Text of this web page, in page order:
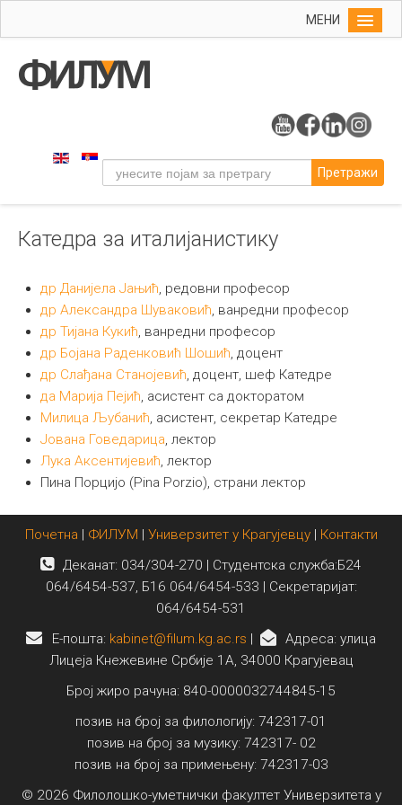
МЕНИ
Упис
Историјат факултета
Деканат
Стручне службе
Одсек за музичку уметност
Одсек за примењену и ликовну уметност
Центри и канцеларије
Документа и прописи
Акредитација
Обезбеђење квалитета
Пријављивање
Наука
Библиотека
Студенти
Претражи
Катедра за италијанистику
др Данијела Јањић, редовни професор
др Александра Шуваковић, ванредни професор
др Тијана Кукић, ванредни професор
др Бојана Раденковић Шошић, доцент
др Слађана Станојевић, доцент, шеф Катедре
да Марија Пејић, асистент са докторатом
Милица Љубанић, асистент, секретар Катедре
Јована Говедарица, лектор
Лука Аксентијевић, лектор
Пина Порцијо (Pina Porzio), страни лектор
Почетна | ФИЛУМ | Универзитет у Крагујевцу| Контакти
Деканат: 034/304-270 | Студентска служба:Б24
064/6454-537, Б16 064/6454-533 | Секретаријат:
064/6454-531
E-пошта: kabinet@filum.kg.ac.rs |
Адреса: улица
Лицеја Кнежевине Србије 1А, 34000 Крагујевац
Број жиро рачуна: 840-0000032744845-15
позив на број за филологију: 742317-01
позив на број за музику: 742317- 02
позив на број за примењену: 742317-03
© 2026 Филолошко-уметнички факултет Универзитета у